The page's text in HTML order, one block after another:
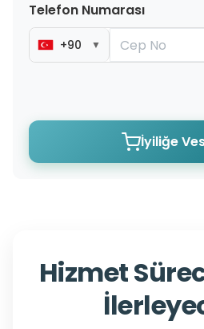
Telefon Numarası
+90 ▼
İyiliğe
Hizmet